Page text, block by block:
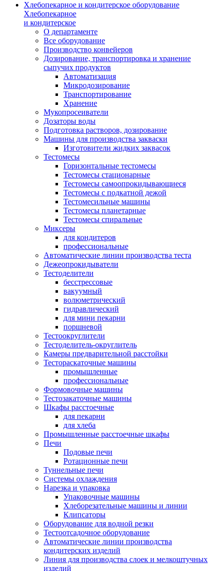
Хлебопекарное и кондитерское оборудование
Хлебопекарное
и кондитерское
О департаменте
Все оборудование
Производство конвейеров
Дозирование, транспортировка и хранение
сыпучих продуктов
Автоматизация
Микродозирование
Транспортирование
Хранение
Мукопросеиватели
Дозаторы воды
Подготовка растворов, дозирование
Машины для производства закваски
Изготовители жидких заквасок
Тестомесы
Горизонтальные тестомесы
Тестомесы стационарные
Тестомесы самоопрокидывающиеся
Тестомесы с подкатной дежой
Тестомесильные машины
Тестомесы планетарные
Тестомесы спиральные
Миксеры
для кондитеров
профессиональные
Автоматические линии производства теста
​Дежеопрокидыватели
Тестоделители
бесстрессовые
вакуумный
волюметрический
гидравлический
для мини пекарни
поршневой
Тестоокруглители
Тестоделитель-округлитель
Камеры предварительной расстойки
Тестораскаточные машины
промышленные
профессиональные
Формовочные машины
Тестозакаточные машины
Шкафы расстоечные
для пекарни
для хлеба
Промышленные расстоечные шкафы
Печи
Подовые печи
Ротационные печи
Туннельные печи
Системы охлаждения
Нарезка и упаковка
Упаковочные машины
Хлеборезательные машины и линии
Клипсаторы
Оборудование для водной резки
Тестоотсадочное оборудование
Автоматические линии производства
кондитерских изделий
Линия для производства слоек и мелкоштучных
изделий